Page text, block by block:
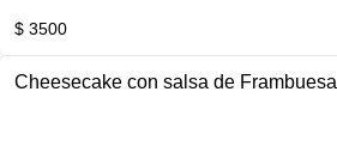
$ 3500
Cheesecake con salsa de Frambuesa